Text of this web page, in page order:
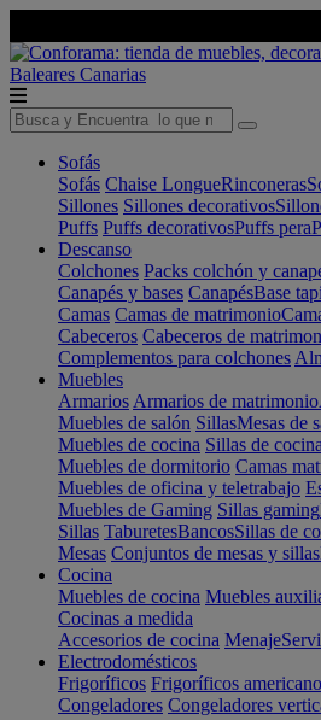
Baleares Canarias
Sofás
Sofás Chaise LongueRinconeras
Sillones Sillones decorativos
Puffs Puffs decorativosPuffs pera
Descanso
Colchones Packs colchón y
Canapés y bases CanapésBase
Camas Camas de matrimonio
Cabeceros Cabeceros de
Complementos para colchones
Muebles
Armarios Armarios de matrimonio
Muebles de salón SillasMesas de
Muebles de cocina Sillas de
Muebles de dormitorio Camas
Muebles de oficina y teletrabajo
Muebles de Gaming Sillas gaming
Sillas TaburetesBancosSillas de
Mesas Conjuntos de mesas y sillas
Cocina
Muebles de cocina Muebles
Cocinas a medida
Accesorios de cocina Menaje
Electrodomésticos
Frigoríficos Frigoríficos
Congeladores Congeladores